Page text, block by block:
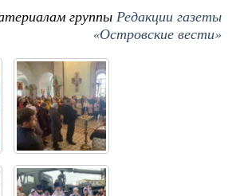
группыРедакции газеты
«Островские вести»